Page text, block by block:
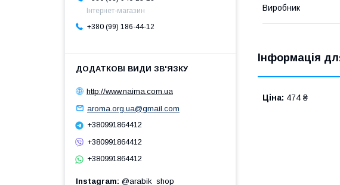
Виробник
Інформація
Ціна: 474 ₴
Інтернет-магазин
+380 (99) 186-44-12
http://www.naima.com.ua
aroma.org.ua@gmail.com
+380991864412
+380991864412
+380991864412
Instagram @arabik_shop